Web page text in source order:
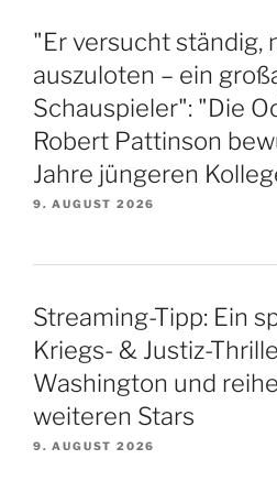
"Er versucht ständig,
auszuloten – ein
Schauspieler": "Die
Robert Pattinson
Jahre jüngeren
9. AUGUST 2026
Streaming-Tipp: Ein
Kriegs- & Justiz-
Washington und
weiteren Stars
9. AUGUST 2026